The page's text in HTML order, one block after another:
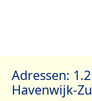
Adressen:
Havenwijk-